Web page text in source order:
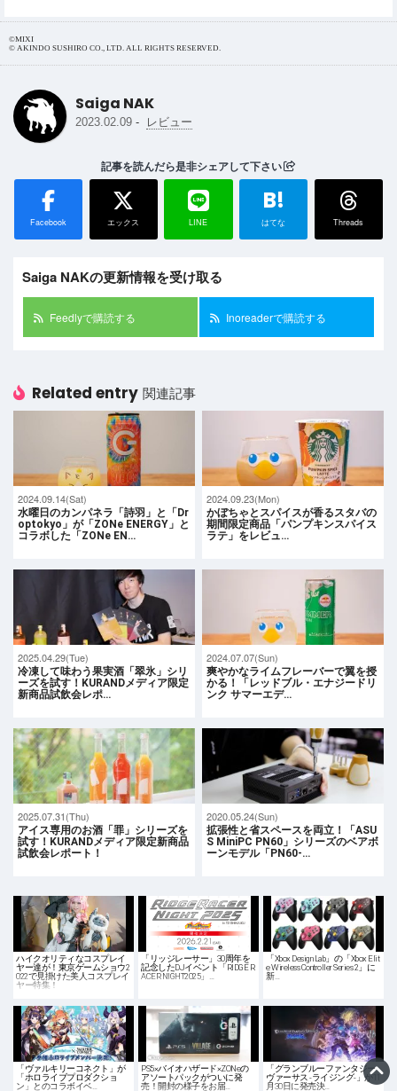
©MIXI
© AKINDO SUSHIRO CO., LTD. ALL RIGHTS RESERVED.
Saiga NAK
2023.02.09 - レビュー
記事を読んだら是非シェアして下さい
Facebook エックス LINE
B!
はてな Threads
Saiga NAKの更新情報を受け取る
Feedlyで購読する Inoreaderで購読する
Related entry 関連記事
2024.09.14(Sat)
水曜日のカンパネラ「詩羽」と「Dr
optokyo」が「ZONe ENERGY」と
コラボした「ZONe EN…
2024.09.23(Mon)
かぼちゃとスパイスが香るスタバの
期間限定商品「パンプキンスパイス
ラテ」をレビュ…
2025.04.29(Tue)
冷凍して味わう果実酒「翠氷」シリ
ーズを試す！KURANDメディア限定
新商品試飲会レポ…
2024.07.07(Sun)
爽やかなライムフレーバーで翼を授
かる！「レッドブル・エナジードリ
ンク サマーエデ…
2025.07.31(Thu)
アイス専用のお酒「罪」シリーズを
試す！KURANDメディア限定新商品
試飲会レポート！
2020.05.24(Sun)
拡張性と省スペースを両立！「ASU
S MiniPC PN60」シリーズのベアボ
ーンモデル「PN60-…
ハイクオリティなコスプレイ
ヤー達が！東京ゲームショウ2
022で見掛けた美人コスプレイ
ヤー特集！
「リッジレーサー」30周年を
記念したDJイベント「RIDGE R
ACER NIGHT2025」…
「Xbox Design Lab」の「Xbox Elit
e Wireless Controller Series 2」に
新…
「ヴァルキリーコネクト」が
「ホロライブプロダクショ
ン」とのコラボイベ…
PS5×バイオハザード×ZONeの
アソートパックがついに発
売！開封の様子をお届…
「グランブルーファンタジー
ヴァーサス -ライジング-」が11
月30日に発売決…